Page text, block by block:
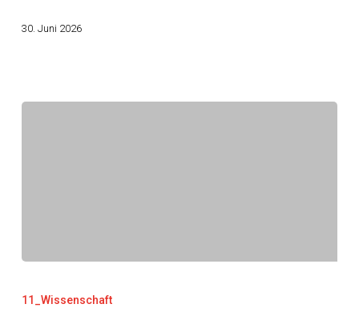
Berlin
30. Juni 2026
Weimarer
11_Wissenschaft